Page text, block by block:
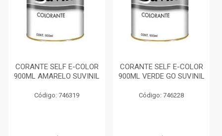
CORANTE SELF E-COLOR
900ML AMARELO SUVINIL
Código: 746319
CORANTE SELF E-COLOR
900ML VERDE GO SUVINIL
Código: 746228